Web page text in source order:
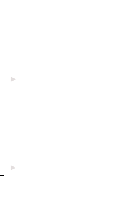
►
►